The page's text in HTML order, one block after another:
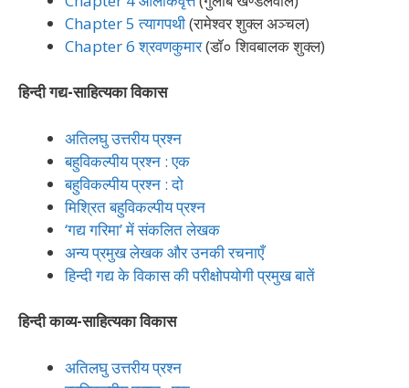
Chapter 5 त्यागपथी(रामेश्वर शुक्ल अञ्चल)
Chapter 6 श्रवणकुमार(डॉ० शिवबालक शुक्ल)
हिन्दी गद्य-साहित्यका विकास
अतिलघु उत्तरीय प्रश्न
बहुविकल्पीय प्रश्न : एक
बहुविकल्पीय प्रश्न : दो
मिश्रित बहुविकल्पीय प्रश्न
‘गद्य गरिमा’ में संकलित लेखक
अन्य प्रमुख लेखक और उनकी रचनाएँ
हिन्दी गद्य के विकास की परीक्षोपयोगी प्रमुख बातें
हिन्दी काव्य-साहित्यका विकास
अतिलघु उत्तरीय प्रश्न